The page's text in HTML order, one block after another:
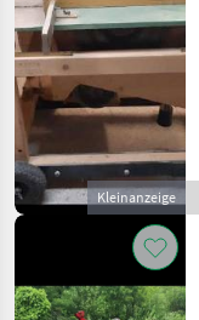
Kleinanzeige